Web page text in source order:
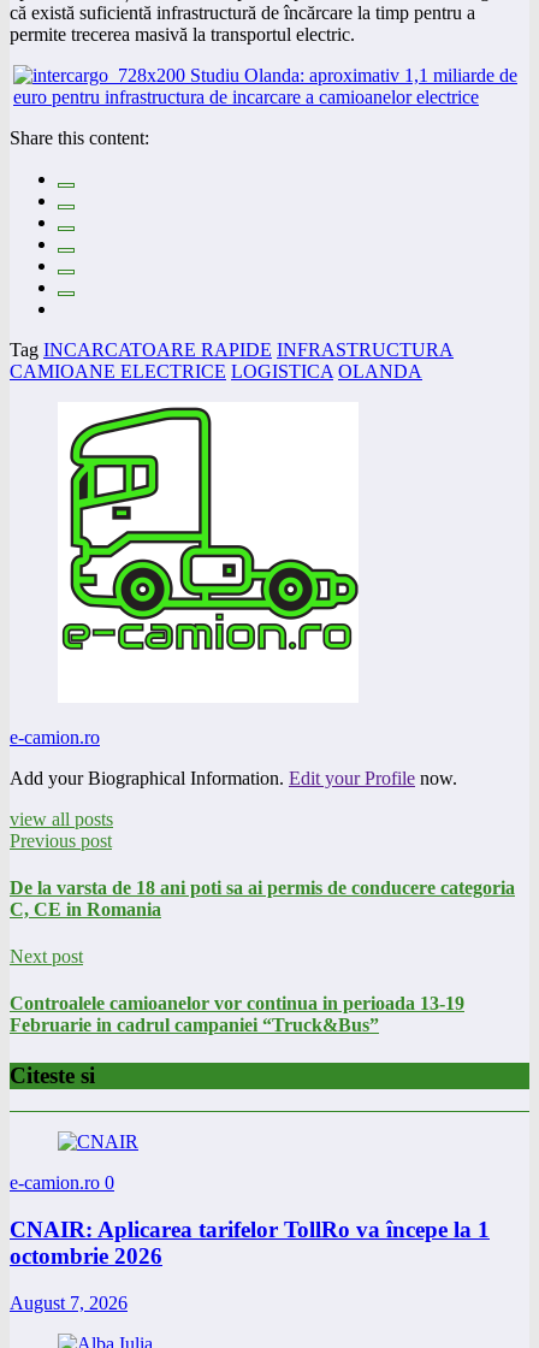
că există suficientă infrastructură de încărcare la timp pentru a
permite trecerea masivă la transportul electric.
Share this content:
Tag INCARCATOARE RAPIDE INFRASTRUCTURA
CAMIOANE ELECTRICE LOGISTICA OLANDA
e-camion.ro
Add your Biographical Information. Edit your Profile now.
view all posts
Previous post
De la varsta de 18 ani poti sa ai permis de conducere categoria
C, CE in Romania
Next post
Controalele camioanelor vor continua in perioada 13-19
Februarie in cadrul campaniei “Truck&Bus”
Citeste si
e-camion.ro 0
CNAIR: Aplicarea tarifelor TollRo va începe la 1
octombrie 2026
August 7, 2026